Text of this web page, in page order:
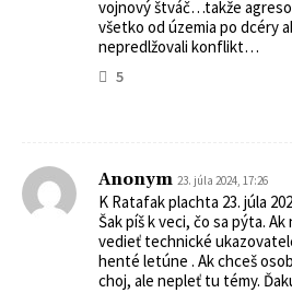
vojnový štváč…takže
všetko od územia po dcéry
nepredlžovali konflikt…
5
Anonym 23. júla 2024, 17:26
K Ratafak plachta 23. júla
Šak píš k veci, čo sa pýta.
vedieť technické
henté letúne . Ak chceš
choj, ale nepleť tu témy.